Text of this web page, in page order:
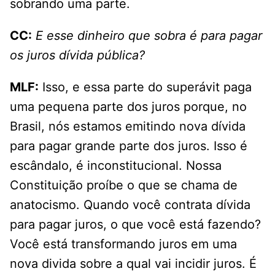
sobrando uma parte.
CC: E esse dinheiro que sobra é para pagar
os juros dívida pública?
MLF: Isso, e essa parte do superávit paga
uma pequena parte dos juros porque, no
Brasil, nós estamos emitindo nova dívida
para pagar grande parte dos juros. Isso é
escândalo, é inconstitucional. Nossa
Constituição proíbe o que se chama de
anatocismo. Quando você contrata dívida
para pagar juros, o que você está fazendo?
Você está transformando juros em uma
nova divida sobre a qual vai incidir juros. É